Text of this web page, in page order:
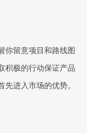
你留意项目和路线图
积极的行动保证产品
进入市场的优势。